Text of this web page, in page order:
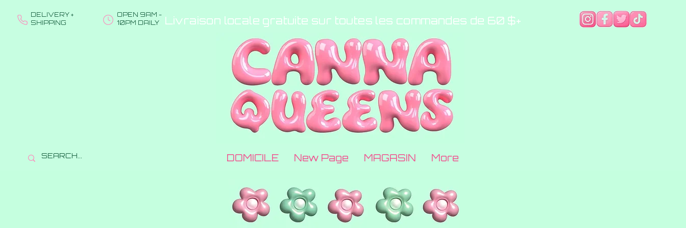
DELIVERY +
SHIPPING
OPEN 9AM -
10PM DAILY
Livraison locale gratuite sur toutes les commandes de 60 $+
DOMICILE New Page MAGASIN More